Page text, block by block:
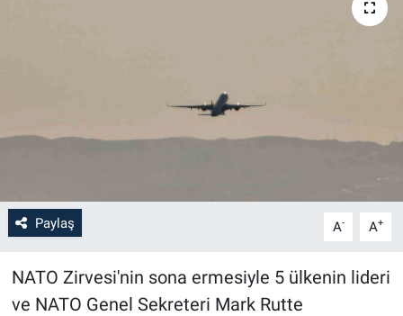
Paylaş A- A+
NATO Zirvesi'nin sona ermesiyle 5 ülkenin lideri
ve NATO Genel Sekreteri Mark Rutte